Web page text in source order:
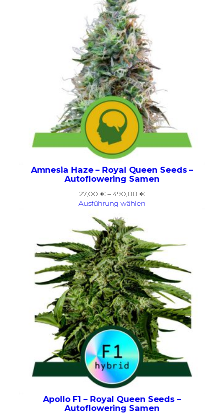
Amnesia Haze – Royal Queen Seeds –
Autoflowering Samen
27,00 € –490,00 €Preisspanne:
27,00 €
Ausführung wählen
Apollo F1 – Royal Queen Seeds –
Autoflowering Samen